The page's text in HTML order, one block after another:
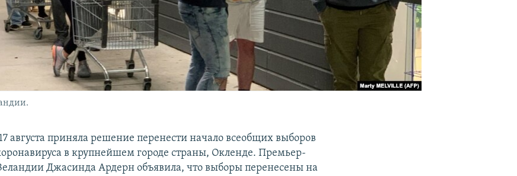
августа приняла решение перенести начало всеобщих выборов
в крупнейшем городе страны, Окленде. Премьер-
Джасинда Ардерн объявила, что выборы перенесены на